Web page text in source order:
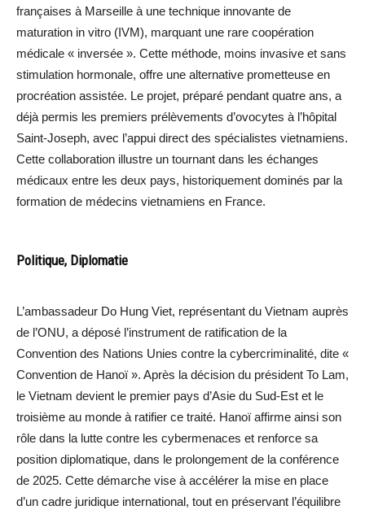
françaises à Marseille à une technique innovante de
maturation in vitro (IVM), marquant une rare coopération
médicale « inversée ». Cette méthode, moins invasive et sans
stimulation hormonale, offre une alternative prometteuse en
procréation assistée. Le projet, préparé pendant quatre ans, a
déjà permis les premiers prélèvements d’ovocytes à l’hôpital
Saint-Joseph, avec l’appui direct des spécialistes vietnamiens.
Cette collaboration illustre un tournant dans les échanges
médicaux entre les deux pays, historiquement dominés par la
formation de médecins vietnamiens en France.
Politique, Diplomatie
L’ambassadeur Do Hung Viet, représentant du Vietnam auprès
de l’ONU, a déposé l’instrument de ratification de la
Convention des Nations Unies contre la cybercriminalité, dite «
Convention de Hanoï ». Après la décision du président To Lam,
le Vietnam devient le premier pays d’Asie du Sud-Est et le
troisième au monde à ratifier ce traité. Hanoï affirme ainsi son
rôle dans la lutte contre les cybermenaces et renforce sa
position diplomatique, dans le prolongement de la conférence
de 2025. Cette démarche vise à accélérer la mise en place
d’un cadre juridique international, tout en préservant l’équilibre